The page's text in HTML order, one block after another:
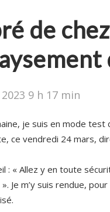
de
9 h 17 min
je suis en mode test
ce vendredi 24 mars,
: « Allez y en toute
Je m’y suis rendue,